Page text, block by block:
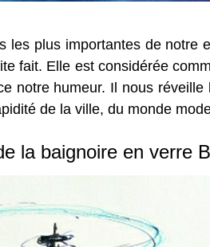
plus importantes de notre
fait. Elle est considérée
notre humeur. Il nous
de la ville, du monde
la baignoire en verre